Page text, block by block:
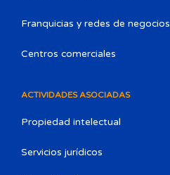
Franquicias y redes de negocios
Centros comerciales
ACTIVIDADES ASOCIADAS
Propiedad intelectual
Servicios jurídicos